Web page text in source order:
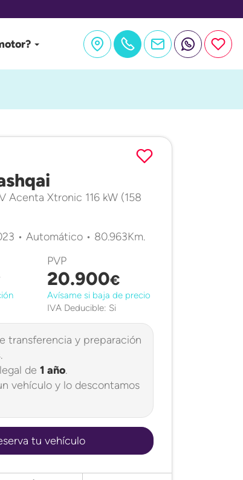
Acenta Xtronic 116 kW (158
• Automático • 80.963Km.
PVP
20.900€
Avísame si baja de precio
IVA Deducible: Si
transferencia y preparación
.
de 1 año.
vehículo y lo descontamos
tu vehículo